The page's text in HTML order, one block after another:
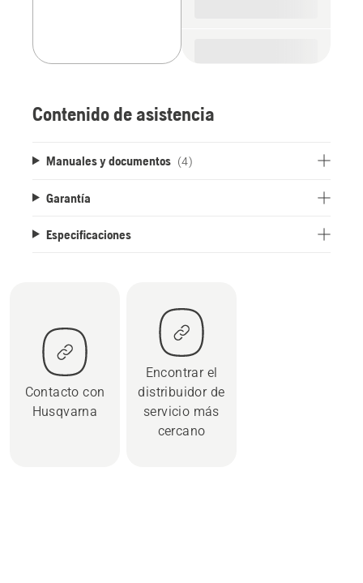
Contenido de asistencia
Manuales y documentos (4)
Garantía
Especificaciones
Contacto con
Husqvarna
Encontrar el
distribuidor de
servicio más
cercano